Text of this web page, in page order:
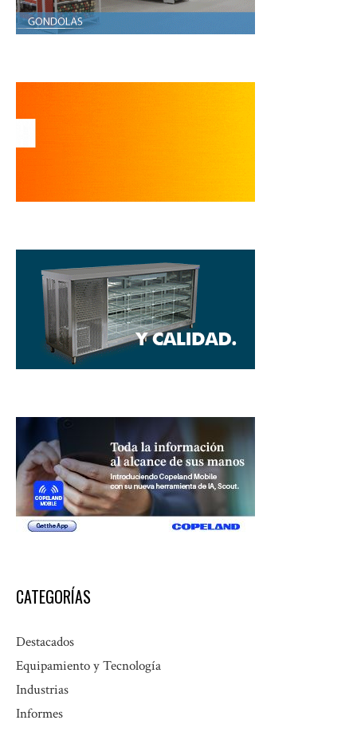
CATEGORÍAS
Destacados
Equipamiento y Tecnología
Industrias
Informes